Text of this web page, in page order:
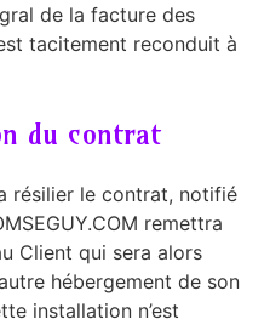
de la facture des
tacitement reconduit à
du contrat
résilier le contrat, notifié
remettra
Client qui sera alors
hébergement de son
installation n’est